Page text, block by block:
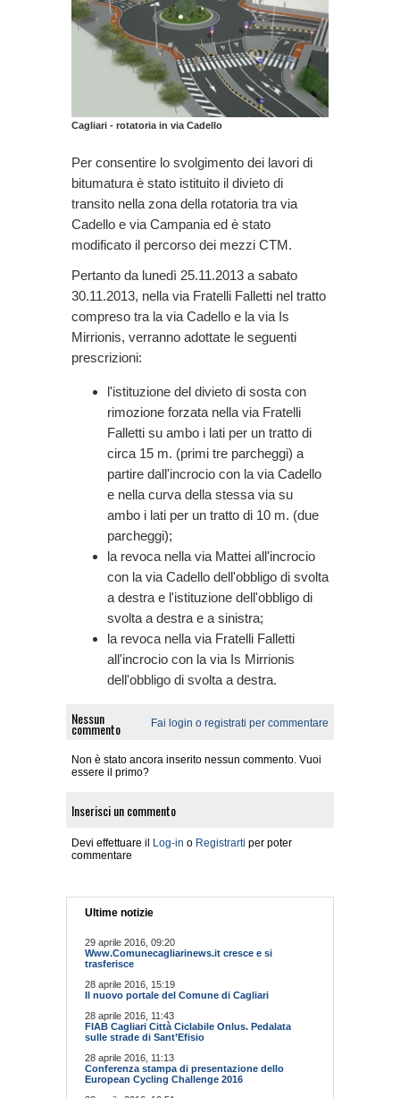
Cagliari - rotatoria in via Cadello
Per consentire lo svolgimento dei lavori di
bitumatura è stato istituito il divieto di
transito nella zona della rotatoria tra via
Cadello e via Campania ed è stato
modificato il percorso dei mezzi CTM.
Pertanto da lunedì 25.11.2013 a sabato
30.11.2013, nella via Fratelli Falletti nel tratto
compreso tra la via Cadello e la via Is
Mirrionis, verranno adottate le seguenti
prescrizioni:
l'istituzione del divieto di sosta con
rimozione forzata nella via Fratelli
Falletti su ambo i lati per un tratto di
circa 15 m. (primi tre parcheggi) a
partire dall'incrocio con la via Cadello
e nella curva della stessa via su
ambo i lati per un tratto di 10 m. (due
parcheggi);
la revoca nella via Mattei all'incrocio
con la via Cadello dell'obbligo di svolta
a destra e l'istituzione dell'obbligo di
svolta a destra e a sinistra;
la revoca nella via Fratelli Falletti
all'incrocio con la via Is Mirrionis
dell'obbligo di svolta a destra.
Nessun
commento Fai login o registrati per commentare
Non è stato ancora inserito nessun commento. Vuoi
essere il primo?
Inserisci un commento
Devi effettuare il Log-in o Registrarti per poter
commentare
Ultime notizie
29 aprile 2016, 09:20
Www.Comunecagliarinews.it cresce e si
trasferisce
28 aprile 2016, 15:19
Il nuovo portale del Comune di Cagliari
28 aprile 2016, 11:43
FIAB Cagliari Città Ciclabile Onlus. Pedalata
sulle strade di Sant’Efisio
28 aprile 2016, 11:13
Conferenza stampa di presentazione dello
European Cycling Challenge 2016